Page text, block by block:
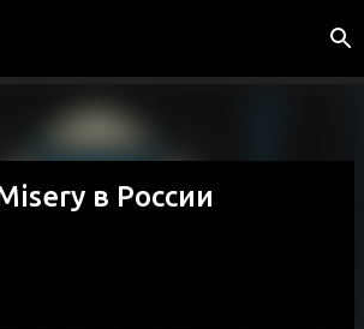
в России